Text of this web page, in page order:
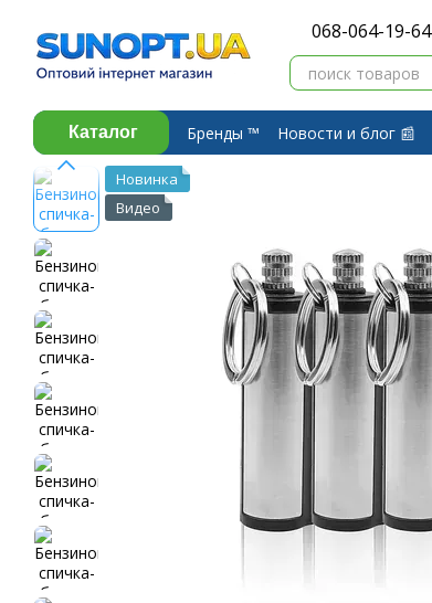
068-064-19-64
Каталог Бренды ™️ Новости и блог 📰
Договор публичной оферты
Новинка
Видео